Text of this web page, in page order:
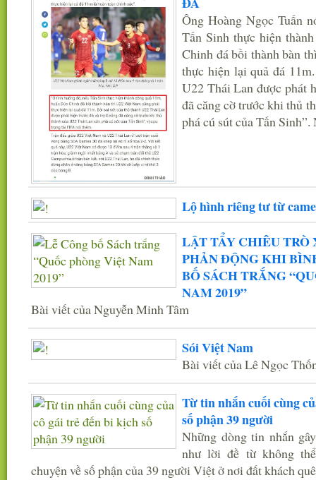
Ông Hoàng Ngọc Tuấn
Tấn Sinh thực hiện
Chinh đá bồi thành bàn
thực hiện lại quả đá
U22 Thái Lan được phát
đã căng cờ trước khi thủ
phá cú sút của Tấn
Lộ hình riêng tư từ
LẬT TẨY CHIÊU TRÒ
PHẢN ĐỘNG KHI
BỐ SÁCH TRẮNG
NAM 2019”
Bài viết của Nguyễn Minh Tâm
Sói Việt Nam
Bài viết của Lê Ngọc
Từ tin nhắn cuối cùng
số phận 39 người
Những dòng tin nhắn
như lời đề từ không
chuyện về số phận của 39 người Việt ở nơi đất khách